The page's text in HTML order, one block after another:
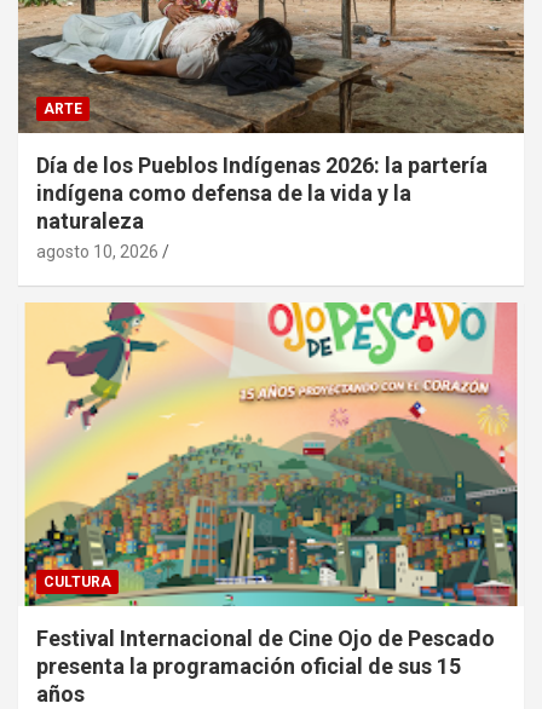
ARTE
Día de los Pueblos Indígenas 2026: la partería
indígena como defensa de la vida y la
naturaleza
agosto 10, 2026
CULTURA
Festival Internacional de Cine Ojo de Pescado
presenta la programación oficial de sus 15
años